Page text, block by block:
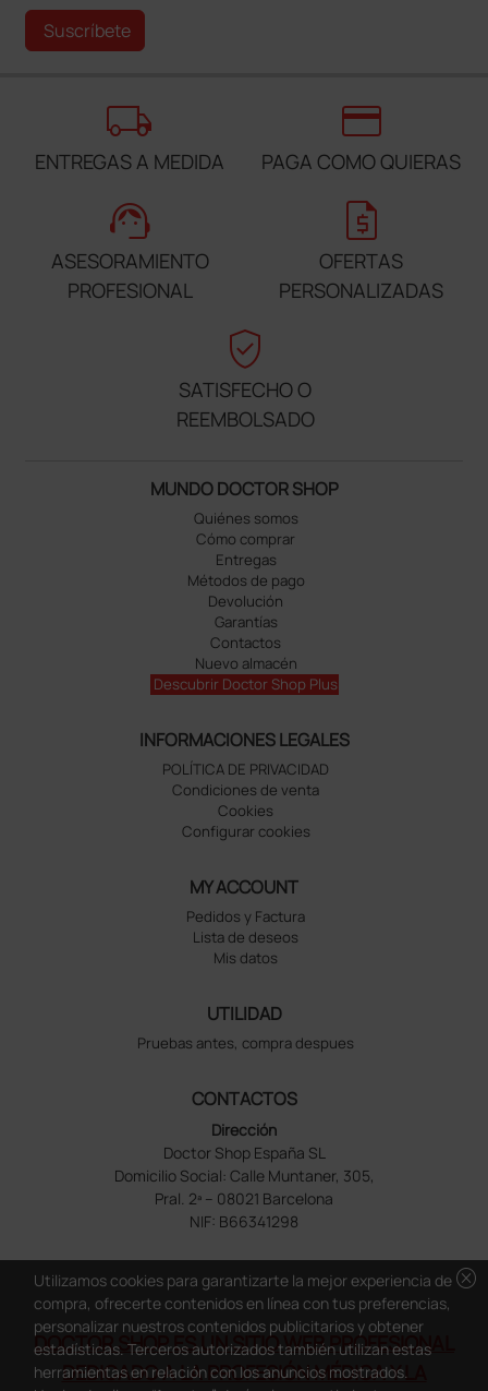
Suscríbete
local_shipping
ENTREGAS A MEDIDA
credit_card
PAGA COMO QUIERAS
support_agent
ASESORAMIENTO
PROFESIONAL
request_quote
OFERTAS
PERSONALIZADAS
verified_user
SATISFECHO O
REEMBOLSADO
MUNDO DOCTOR SHOP
Quiénes somos
Cómo comprar
Entregas
Métodos de pago
Devolución
Garantías
Contactos
Nuevo almacén
Descubrir Doctor Shop Plus
INFORMACIONES LEGALES
POLÍTICA DE PRIVACIDAD
Condiciones de venta
Cookies
Configurar cookies
MY ACCOUNT
Pedidos y Factura
Lista de deseos
Mis datos
UTILIDAD
Pruebas antes, compra despues
CONTACTOS
Dirección
Doctor Shop España SL
Domicilio Social: Calle Muntaner, 305,
Pral. 2ª – 08021 Barcelona
NIF: B66341298
DOCTOR SHOP ES UN SITIO WEB PROFESIONAL
DEDICADO A LA PROFESIÓN MÉDICA Y LA
cancel
Utilizamos cookies para garantizarte la mejor experiencia de
compra, ofrecerte contenidos en línea con tus preferencias,
personalizar nuestros contenidos publicitarios y obtener
estadísticas. Terceros autorizados también utilizan estas
herramientas en relación con los anuncios mostrados.